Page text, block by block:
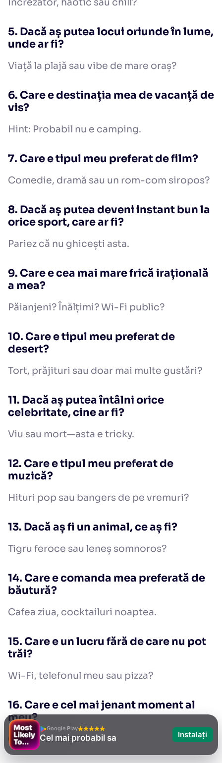
Încrezător, haotic sau chill?
5. Dacă aș putea locui oriunde în lume,
unde ar fi?
Viață la plajă sau vibe de mare oraș?
6. Care e destinația mea de vacanță de
vis?
Hint: Probabil nu e camping.
7. Care e tipul meu preferat de film?
Comedie, dramă sau un rom-com siropos?
8. Dacă aș putea deveni instant bun la
orice sport, care ar fi?
Pariez că nu ghicești asta.
9. Care e cea mai mare frică irațională
a mea?
Păianjeni? Înălțimi? Wi-Fi public?
10. Care e tipul meu preferat de
desert?
Tort, prăjituri sau doar mai multe gustări?
11. Dacă aș putea întâlni orice
celebritate, cine ar fi?
Viu sau mort—asta e tricky.
12. Care e tipul meu preferat de
muzică?
Hituri pop sau bangers de pe vremuri?
13. Dacă aș fi un animal, ce aș fi?
Tigru feroce sau leneș somnoros?
14. Care e comanda mea preferată de
băutură?
Cafea ziua, cocktailuri noaptea.
15. Care e un lucru fără de care nu pot
trăi?
Wi-Fi, telefonul meu sau pizza?
16. Care e cel mai jenant moment al
meu?
Chiar vrei să știi?
Google Play
Cel mai probabil sa Instalați